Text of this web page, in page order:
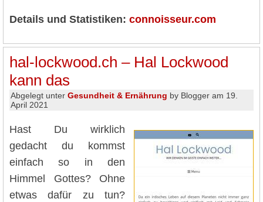
Details und Statistiken: connoisseur.com
hal-lockwood.ch – Hal Lockwood
kann das
Abgelegt unter Gesundheit & Ernährung by Blogger am 19.
April 2021
Hast Du wirklich
gedacht du kommst
einfach so in den
Himmel Gottes? Ohne
etwas dafür zu tun?